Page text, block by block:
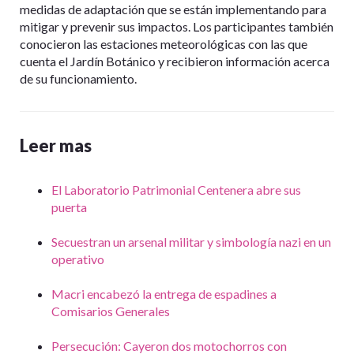
medidas de adaptación que se están implementando para
mitigar y prevenir sus impactos. Los participantes también
conocieron las estaciones meteorológicas con las que
cuenta el Jardín Botánico y recibieron información acerca
de su funcionamiento.
Leer mas
El Laboratorio Patrimonial Centenera abre sus
puerta
Secuestran un arsenal militar y simbología nazi en un
operativo
Macri encabezó la entrega de espadines a
Comisarios Generales
Persecución: Cayeron dos motochorros con